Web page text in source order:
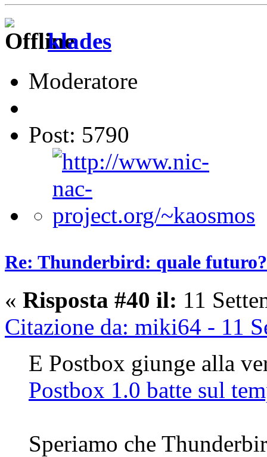
klades
Moderatore
Post: 5790
Re: Thunderbird: quale futuro?
« Risposta #40 il: 11
Citazione da: miki64 - 11
E Postbox giunge alla
Postbox 1.0 batte sul
Speriamo che